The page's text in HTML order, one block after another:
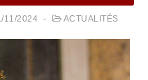
11/2024 - ACTUALITÉS